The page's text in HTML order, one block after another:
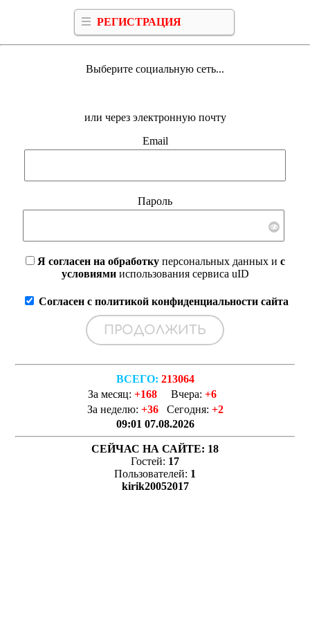
РЕГИСТРАЦИЯ
Выберите социальную сеть...
или через электронную почту
Email
Пароль
Я согласен на обработкуперсональных данных и с
условиямииспользования сервиса uID
Согласен с политикой конфиденциальности сайта
ВСЕГО: 213064
За месяц: +168 Вчера: +6
За неделю: +36 Сегодня: +2
09:01 07.08.2026
СЕЙЧАС НА САЙТЕ: 18
Гостей: 17
Пользователей: 1
kirik20052017